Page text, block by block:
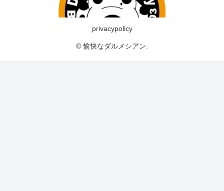
privacypolicy
© 愉快なダルメシアン.